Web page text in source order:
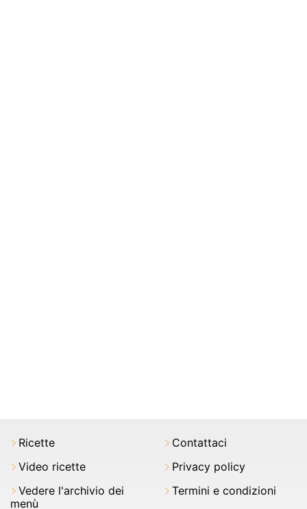
Ricette
Video ricette
Vedere l'archivio dei
menù
Contattaci
Privacy policy
Termini e condizioni